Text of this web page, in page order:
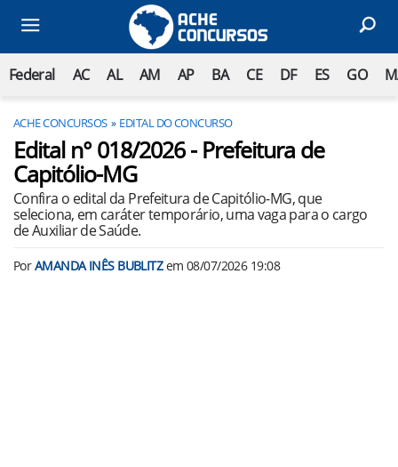
Federal AC AL AM AP BA CE DF ES GO
ACHE CONCURSOS EDITAL DO CONCURSO
Edital n° 018/2026 - Prefeitura de
Capitólio-MG
Confira o edital da Prefeitura de Capitólio-MG, que
seleciona, em caráter temporário, uma vaga para o cargo
de Auxiliar de Saúde.
PorAMANDA INÊS BUBLITZem 08/07/2026 19:08